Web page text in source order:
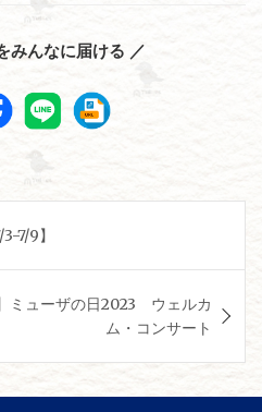
みんなに届ける ／
7/9】
ミューザの日2023 ウェルカ
ム・コンサート